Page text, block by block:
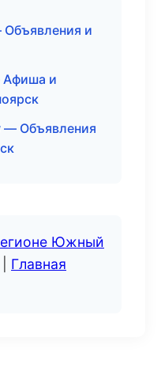
и
Афиша и
— Объявления
Южный
Главная